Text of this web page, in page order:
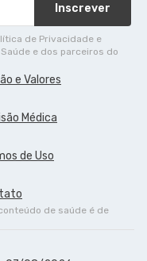
Inscrever
de Privacidade e
e dos parceiros do
e Valores
Médica
de Uso
de saúde é de